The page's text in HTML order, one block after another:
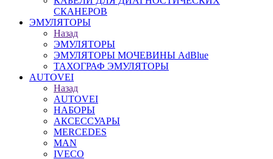
СКАНЕРОВ
ЭМУЛЯТОРЫ
Назад
ЭМУЛЯТОРЫ
ЭМУЛЯТОРЫ МОЧЕВИНЫ АdBlue
ТАХОГРАФ ЭМУЛЯТОРЫ
AUTOVEI
Назад
AUTOVEI
НАБОРЫ
АКСЕССУАРЫ
MERCEDES
MAN
IVECO